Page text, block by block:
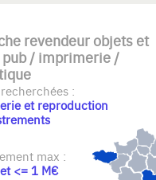
revendeur objets et
/ imprimerie /
:
et reproduction
max :
<= 1 M€